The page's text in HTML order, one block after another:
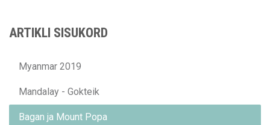
ARTIKLI SISUKORD
Myanmar 2019
Mandalay - Gokteik
Bagan ja Mount Popa